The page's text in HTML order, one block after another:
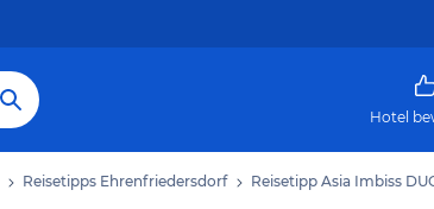
Hotel
Reisetipps Ehrenfriedersdorf Reisetipp Asia Imbiss